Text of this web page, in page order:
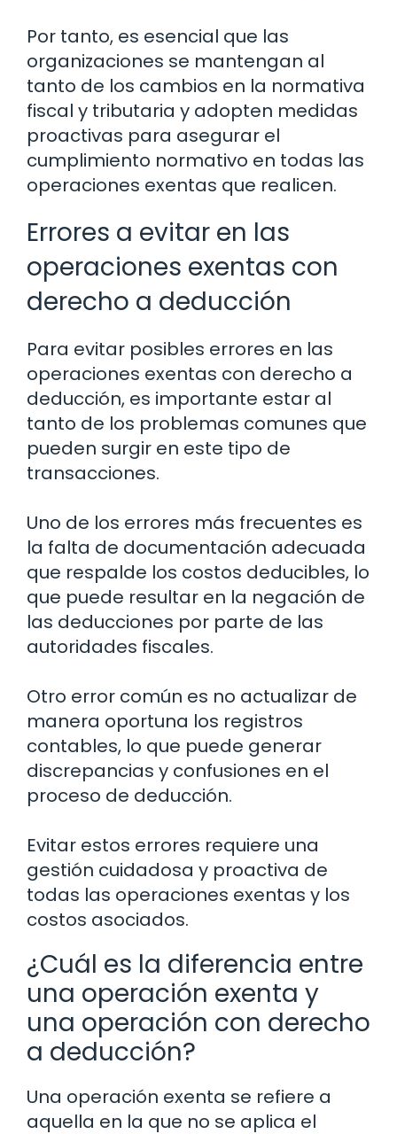
Por tanto, es esencial que las
organizaciones se mantengan al
tanto de los cambios en la normativa
fiscal y tributaria y adopten medidas
proactivas para asegurar el
cumplimiento normativo en todas las
operaciones exentas que realicen.
Errores a evitar en las
operaciones exentas con
derecho a deducción
Para evitar posibles errores en las
operaciones exentas con derecho a
deducción, es importante estar al
tanto de los problemas comunes que
pueden surgir en este tipo de
transacciones.
Uno de los errores más frecuentes es
la falta de documentación adecuada
que respalde los costos deducibles, lo
que puede resultar en la negación de
las deducciones por parte de las
autoridades fiscales.
Otro error común es no actualizar de
manera oportuna los registros
contables, lo que puede generar
discrepancias y confusiones en el
proceso de deducción.
Evitar estos errores requiere una
gestión cuidadosa y proactiva de
todas las operaciones exentas y los
costos asociados.
¿Cuál es la diferencia entre
una operación exenta y
una operación con derecho
a deducción?
Una operación exenta se refiere a
aquella en la que no se aplica el